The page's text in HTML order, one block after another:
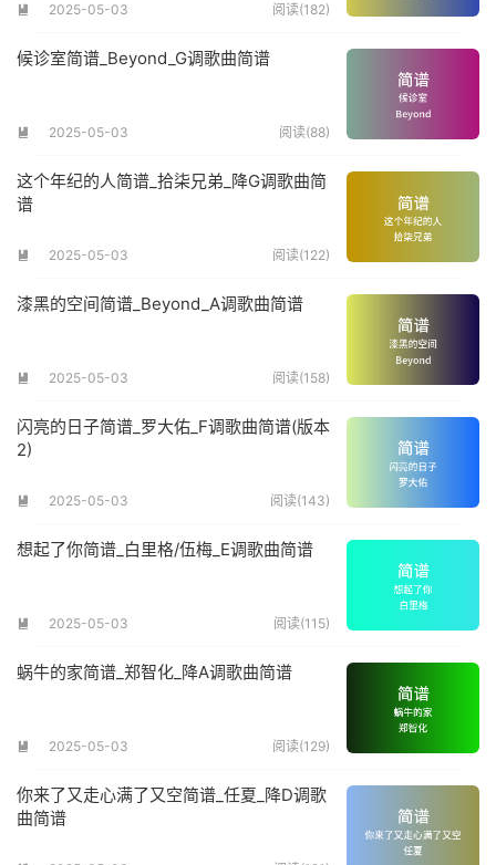
 2025-05-03 阅读(182)
候诊室简谱_Beyond_G调歌曲简谱
 2025-05-03 阅读(88)
这个年纪的人简谱_拾柒兄弟_降G调歌曲简
谱
 2025-05-03 阅读(122)
漆黑的空间简谱_Beyond_A调歌曲简谱
 2025-05-03 阅读(158)
闪亮的日子简谱_罗大佑_F调歌曲简谱(版本
2)
 2025-05-03 阅读(143)
想起了你简谱_白里格/伍梅_E调歌曲简谱
 2025-05-03 阅读(115)
蜗牛的家简谱_郑智化_降A调歌曲简谱
 2025-05-03 阅读(129)
你来了又走心满了又空简谱_任夏_降D调歌
曲简谱